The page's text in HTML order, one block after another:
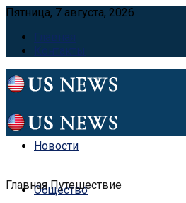
Пятница, 7 августа, 2026
Главная
Контакты
Новости
Общество
Главная Путешествие